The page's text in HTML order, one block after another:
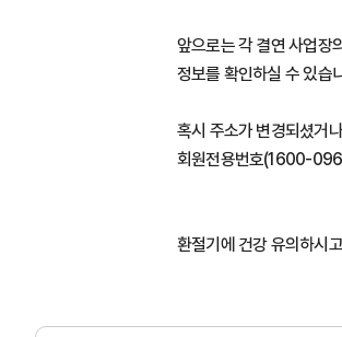
앞으로는 각 결연 사업장
정보를 확인하실 수 있습
혹시 주소가 변경되셨거
회원전용번호(1600-
환절기에 건강 유의하시